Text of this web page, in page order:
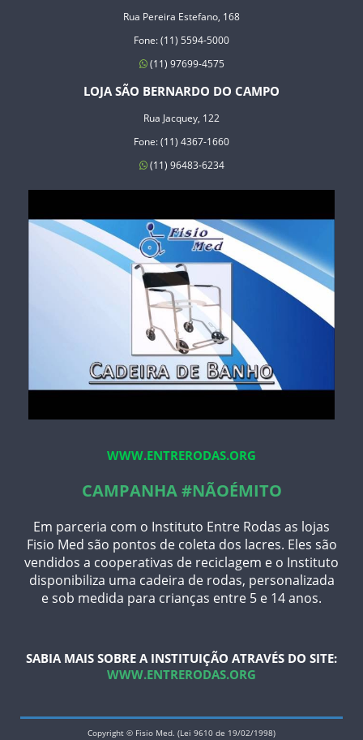
Rua Pereira Estefano, 168
Fone: (11) 5594-5000
(11) 97699-4575
LOJA SÃO BERNARDO DO CAMPO
Rua Jacquey, 122
Fone: (11) 4367-1660
(11) 96483-6234
WWW.ENTRERODAS.ORG
CAMPANHA #NÃOÉMITO
Em parceria com o Instituto Entre Rodas as lojas
Fisio Med são pontos de coleta dos lacres. Eles são
vendidos a cooperativas de reciclagem e o Instituto
disponibiliza uma cadeira de rodas, personalizada
e sob medida para crianças entre 5 e 14 anos.
SABIA MAIS SOBRE A INSTITUIÇÃO ATRAVÉS DO SITE:
WWW.ENTRERODAS.ORG
Copyright © Fisio Med. (Lei 9610 de 19/02/1998)